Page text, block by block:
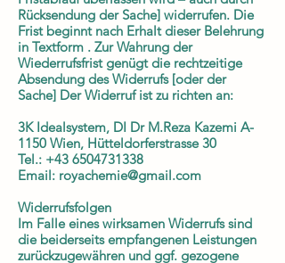
Rücksendung der Sache] widerrufen. Die
Frist beginnt nach Erhalt dieser Belehrung
in Textform . Zur Wahrung der
Wiederrufsfrist genügt die rechtzeitige
Absendung des Widerrufs [oder der
Sache] Der Widerruf ist zu richten an:
3K Idealsystem, DI Dr M.Reza Kazemi A-
1150 Wien, Hütteldorferstrasse 30
Tel.: +43 6504731338
Email: royachemie@gmail.com
Widerrufsfolgen
Im Falle eines wirksamen Widerrufs sind
die beiderseits empfangenen Leistungen
zurückzugewähren und ggf. gezogene